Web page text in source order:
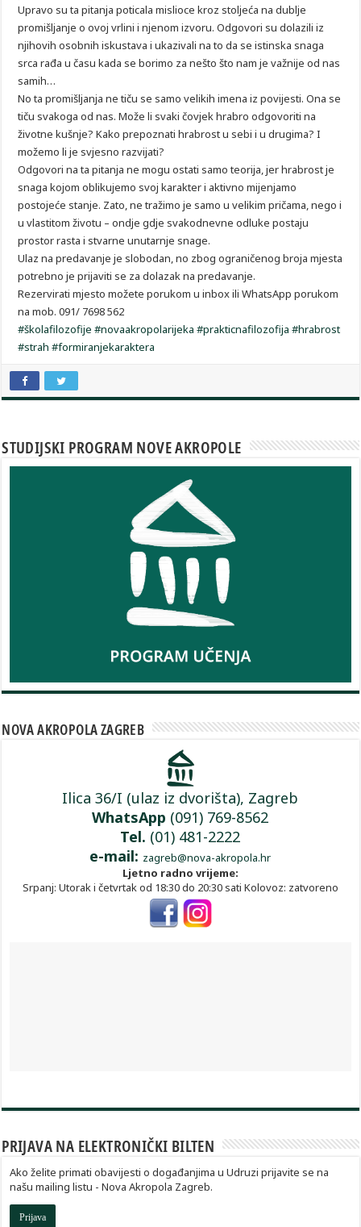
Upravo su ta pitanja poticala mislioce kroz stoljeća na dublje
promišljanje o ovoj vrlini i njenom izvoru. Odgovori su dolazili iz
njihovih osobnih iskustava i ukazivali na to da se istinska snaga
srca rađa u času kada se borimo za nešto što nam je važnije od nas
samih…
No ta promišljanja ne tiču se samo velikih imena iz povijesti. Ona se
tiču svakoga od nas. Može li svaki čovjek hrabro odgovoriti na
životne kušnje? Kako prepoznati hrabrost u sebi i u drugima? I
možemo li je svjesno razvijati?
Odgovori na ta pitanja ne mogu ostati samo teorija, jer hrabrost je
snaga kojom oblikujemo svoj karakter i aktivno mijenjamo
postojeće stanje. Zato, ne tražimo je samo u velikim pričama, nego i
u vlastitom životu – ondje gdje svakodnevne odluke postaju
prostor rasta i stvarne unutarnje snage.
Ulaz na predavanje je slobodan, no zbog ograničenog broja mjesta
potrebno je prijaviti se za dolazak na predavanje.
Rezervirati mjesto možete porukom u inbox ili WhatsApp porukom
na mob. 091/ 7698 562
#školafilozofije #novaakropolarijeka #prakticnafilozofija #hrabrost
#strah #formiranjekaraktera
STUDIJSKI PROGRAM NOVE AKROPOLE
NOVA AKROPOLA ZAGREB
Ilica 36/I (ulaz iz dvorišta), Zagreb
WhatsApp (091) 769-8562
Tel. (01) 481-2222
e-mail: zagreb@nova-akropola.hr
Ljetno radno vrijeme:
Srpanj: Utorak i četvrtak od 18:30 do 20:30 sati Kolovoz: zatvoreno
PRIJAVA NA ELEKTRONIČKI BILTEN
Ako želite primati obavijesti o događanjima u Udruzi prijavite se na
našu mailing listu - Nova Akropola Zagreb.
Prijava